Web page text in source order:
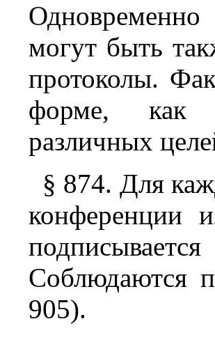
могут быть
протоколы.
форме, как
различных
§ 874. Для
конференции
Соблюдаются
905).